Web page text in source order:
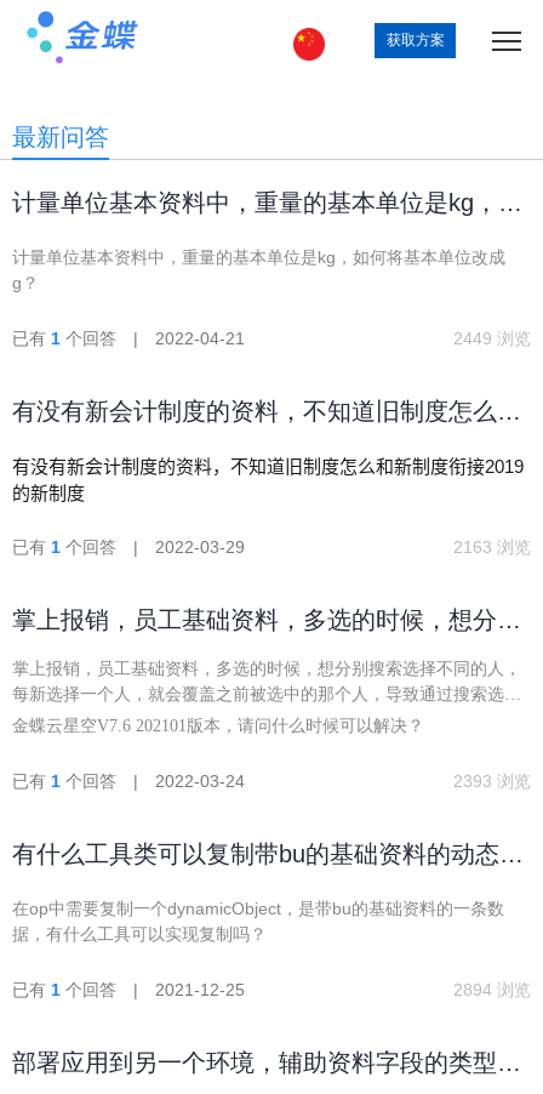
获取方案
最新问答
计量单位基本资料中，重量的基本单位是kg，如
计量单位基本资料中，重量的基本单位是kg，如何将基本单位改成
g？
已有 1 个回答 | 2022-04-21 2449 浏览
有没有新会计制度的资料，不知道旧制度怎么和
有没有新会计制度的资料，不知道旧制度怎么和新制度衔接2019
的新制度
已有 1 个回答 | 2022-03-29 2163 浏览
掌上报销，员工基础资料，多选的时候，想分别
搜索选择不同的人没法实现？
掌上报销，员工基础资料，多选的时候，想分别搜索选择不同的人，
每新选择一个人，就会覆盖之前被选中的那个人，导致通过搜索选择
人没法实现多选？
金蝶云星空V7.6 202101版本，请问什么时候可以解决？
已有 1 个回答 | 2022-03-24 2393 浏览
有什么工具类可以复制带bu的基础资料的动态对
在op中需要复制一个dynamicObject，是带bu的基础资料的一条数
据，有什么工具可以实现复制吗？
已有 1 个回答 | 2021-12-25 2894 浏览
部署应用到另一个环境，辅助资料字段的类型无